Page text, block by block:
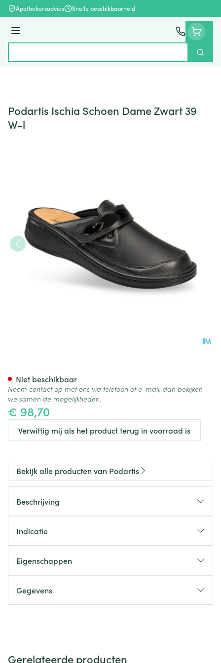
Ga naar de inhoud
Apothekersadvies Snelle beschikbaarheid
Menu
Product, merk, categorie...
Zoek
Podartis Ischia Schoen Dame Zwart 39
W-l
€ 98,70
Verwittig mij als het product terug in voorraad is
Niet beschikbaar
Neem contact op met ons via telefoon of e-mail, dan bekijken
we samen de mogelijkheden.
Bekijk alle producten van Podartis
Beschrijving
Indicatie
Eigenschappen
Gegevens
Gerelateerde producten